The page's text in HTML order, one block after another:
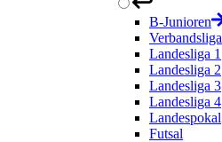
B-Junioren
Verbandsliga
Landesliga 1
Landesliga 2
Landesliga 3
Landesliga 4
Landespokal
Futsal